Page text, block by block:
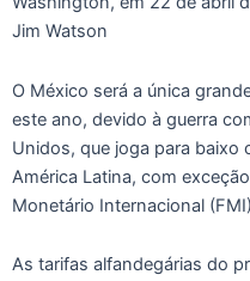
Jim Watson
O México será a única
este ano, devido à guerra
Unidos, que joga para baixo
América Latina, com
Monetário Internacional
As tarifas alfandegárias do